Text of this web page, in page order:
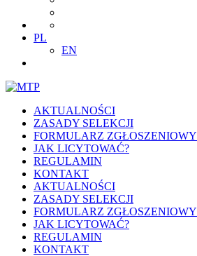
PL
EN
AKTUALNOŚCI
ZASADY SELEKCJI
FORMULARZ ZGŁOSZENIOWY
JAK LICYTOWAĆ?
REGULAMIN
KONTAKT
AKTUALNOŚCI
ZASADY SELEKCJI
FORMULARZ ZGŁOSZENIOWY
JAK LICYTOWAĆ?
REGULAMIN
KONTAKT